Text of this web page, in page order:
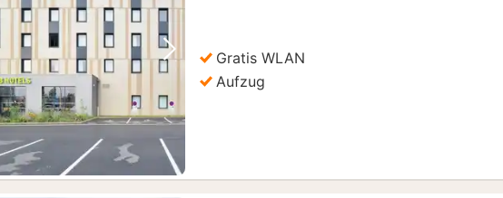
Bild Nächstes Bild
Gratis WLAN
Aufzug